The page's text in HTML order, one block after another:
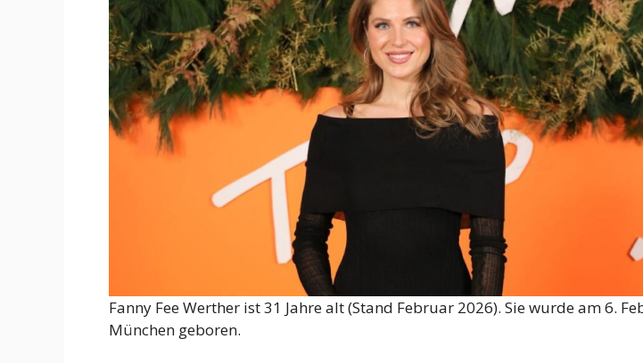
Fanny Fee Werther ist 31 Jahre alt (Stand Februar 2026). Sie wurde am 6.
München geboren.